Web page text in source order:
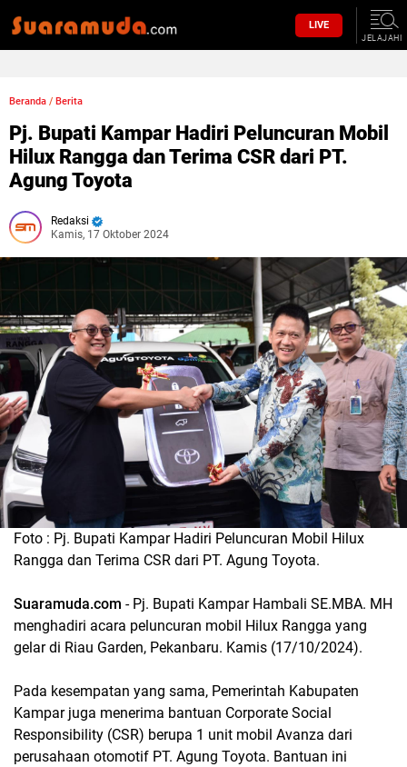
LIVE
JELAJAHI
Beranda / Berita
Pj. Bupati Kampar Hadiri Peluncuran Mobil
Hilux Rangga dan Terima CSR dari PT.
Agung Toyota
Redaksi
Kamis, 17 Oktober 2024
Foto : Pj. Bupati Kampar Hadiri Peluncuran Mobil Hilux
Rangga dan Terima CSR dari PT. Agung Toyota.
Suaramuda.com - Pj. Bupati Kampar Hambali SE.MBA. MH
menghadiri acara peluncuran mobil Hilux Rangga yang
gelar di Riau Garden, Pekanbaru. Kamis (17/10/2024).
Pada kesempatan yang sama, Pemerintah Kabupaten
Kampar juga menerima bantuan Corporate Social
Responsibility (CSR) berupa 1 unit mobil Avanza dari
perusahaan otomotif PT. Agung Toyota. Bantuan ini